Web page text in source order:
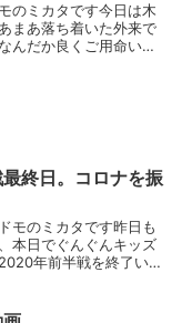
のミカタです今日は木
まあ落ち着いた外来で
んだか良くご用命いた
終日。コロナを振
モのミカタです昨日も
本日でぐんぐんキッズ
年前半戦を終了いた
回されっぱなしでした